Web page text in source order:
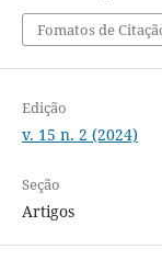
Fomatos de
Edição
v. 15 n. 2 (2024)
Seção
Artigos